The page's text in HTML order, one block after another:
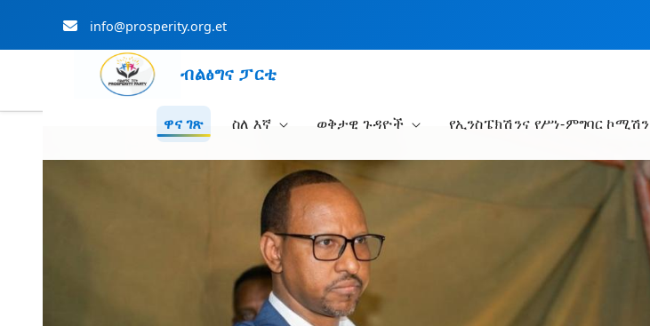
info@prosperity.org.et
ብልፅግና ፓርቲ
ዋና ገጽ ስለ እኛ ወቅታዊ ጉዳዮች የኢንስፔክሽንና የሥነ-ምግባር ኮሚሽን